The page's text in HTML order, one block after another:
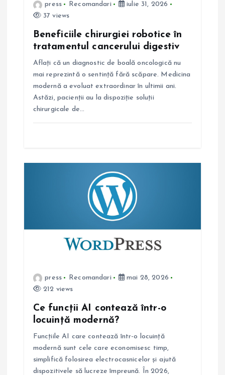
press Recomandari
iulie 31, 2026
37 views
Beneficiile chirurgiei robotice în
tratamentul cancerului digestiv
Aflați că un diagnostic de boală oncologică nu
mai reprezintă o sentință fără scăpare. Medicina
modernă a evoluat extraordinar în ultimii ani.
Astăzi, pacienții au la dispoziție soluții
chirurgicale de…
press Recomandari
mai 28, 2026
212 views
Ce funcții AI contează într-o
locuință modernă?
Funcțiile AI care contează într-o locuință
modernă sunt cele care economisesc timp,
simplifică folosirea electrocasnicelor și ajută
dispozitivele să lucreze împreună. În 2026,